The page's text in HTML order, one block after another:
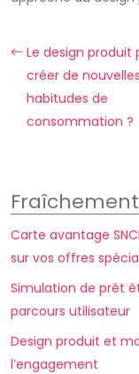
Le design produit
créer de nouvelles
habitudes de
consommation ?
Carte avantage
sur vos offres
Simulation de prêt
parcours utilisateur
Design produit et
l’engagement